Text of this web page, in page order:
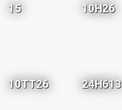
15 10H26
10TT26 24H613